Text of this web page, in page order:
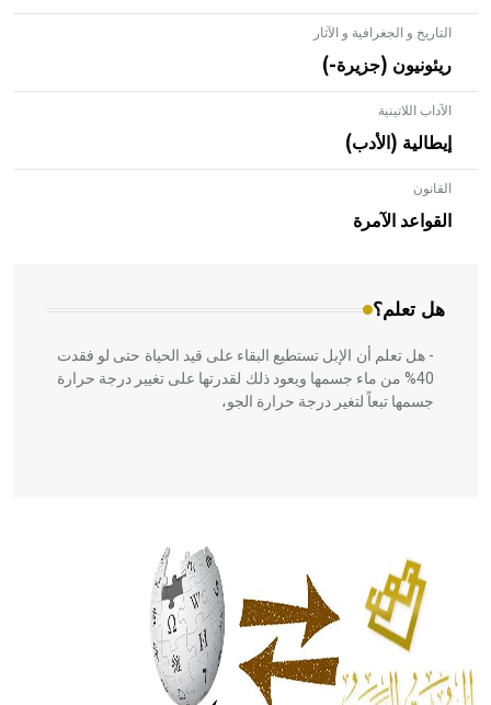
التاريخ و الجغرافية و الآثار
ريئونيون (جزيرة-)
الآداب اللاتينية
إيطالية (الأدب)
القانون
القواعد الآمرة
هل تعلم؟
- هل تعلم أن الأبلق نوع من الفنون الهندسية التي ارتبطت
بالعمارة الإسلامية في بلاد الشام ومصر خاصة، حيث يحرص
المعمار على بناء مداميكه وخاصة في الواجهات
- هل تعلم أن الإبل تستطيع البقاء على قيد الحياة حتى لو فقدت
40% من ماء جسمها ويعود ذلك لقدرتها على تغيير درجة حرارة
جسمها تبعاً لتغير درجة حرارة الجو،
الحكم، الأدلة، تنظيم التغذية، ورسالته في جروح الرأس. ويعود
له الفضل بأنه حرر الطب من الدين والفلسفة.
- هل تعلم أن المرجان إفراز حيواني يتكون في البحر ويتركب